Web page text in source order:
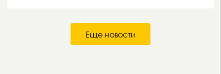
Еще новости